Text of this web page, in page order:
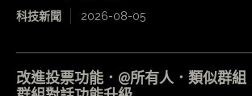
科技新聞 2026-08-05
改進投票功能．@所有人．類似群